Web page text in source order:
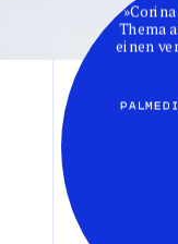
Thema
einen